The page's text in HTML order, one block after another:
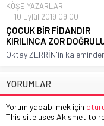
KÖŞE YAZARLARI
10 Eylül 2019 09:00
ÇOCUK BİR FİDANDIR
KIRILINCA ZOR
Oktay ZERRİN'in
YORUMLAR
Yorum yapabilmek için
This site uses Akismet to